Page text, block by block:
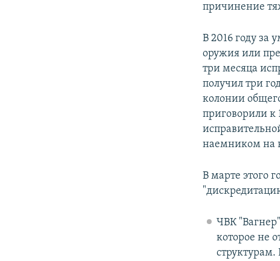
причинение
В 2016 году за
оружия или
три месяца
получил три
колонии
приговорили к
наемником на
В марте этого
ЧВК
которое не